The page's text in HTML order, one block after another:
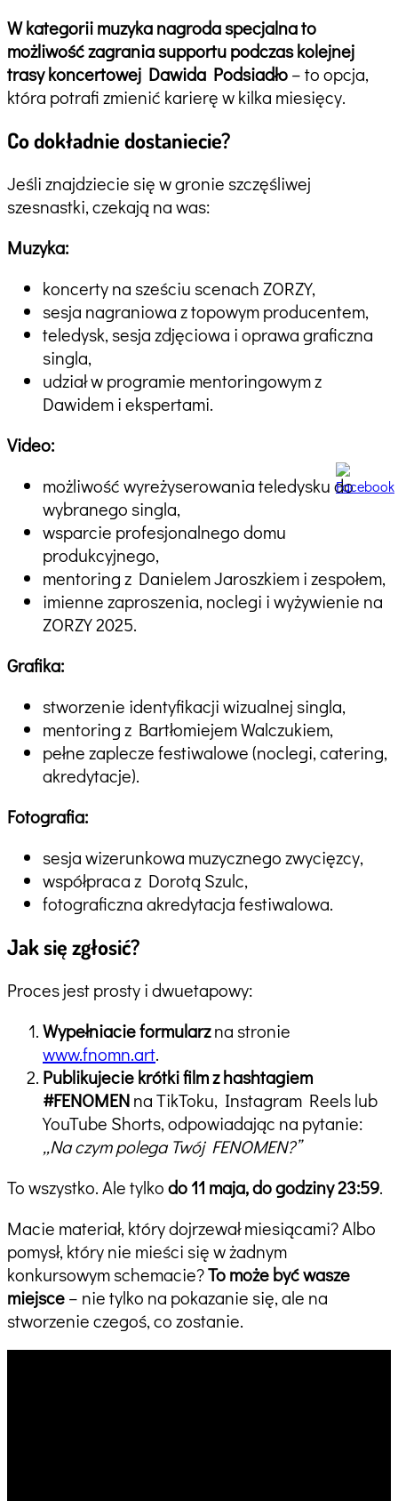
W kategorii muzyka nagroda specjalna to
możliwość zagrania supportu podczas kolejnej
trasy koncertowej Dawida Podsiadło– to opcja,
która potrafi zmienić karierę w kilka miesięcy.
Co dokładnie dostaniecie?
Jeśli znajdziecie się w gronie szczęśliwej
szesnastki, czekają na was:
Muzyka:
koncerty na sześciu scenach ZORZY,
sesja nagraniowa z topowym producentem,
teledysk, sesja zdjęciowa i oprawa graficzna
singla,
udział w programie mentoringowym z
Dawidem i ekspertami.
Video:
możliwość wyreżyserowania teledysku do
wybranego singla,
wsparcie profesjonalnego domu
produkcyjnego,
mentoring z Danielem Jaroszkiem i zespołem,
imienne zaproszenia, noclegi i wyżywienie na
ZORZY 2025.
Grafika:
stworzenie identyfikacji wizualnej singla,
mentoring z Bartłomiejem Walczukiem,
pełne zaplecze festiwalowe (noclegi, catering,
akredytacje).
Fotografia:
sesja wizerunkowa muzycznego zwycięzcy,
współpraca z Dorotą Szulc,
fotograficzna akredytacja festiwalowa.
Jak się zgłosić?
Proces jest prosty i dwuetapowy:
Wypełniacie formularzna stronie
www.fnomn.art.
Publikujecie krótki film z hashtagiem
#FENOMENna TikToku, Instagram Reels lub
YouTube Shorts, odpowiadając na pytanie:
„Na czym polega Twój FENOMEN?”
To wszystko. Ale tylkodo 11 maja, do godziny 23:59.
Macie materiał, który dojrzewał miesiącami? Albo
pomysł, który nie mieści się w żadnym
konkursowym schemacie?To może być wasze
miejsce– nie tylko na pokazanie się, ale na
stworzenie czegoś, co zostanie.